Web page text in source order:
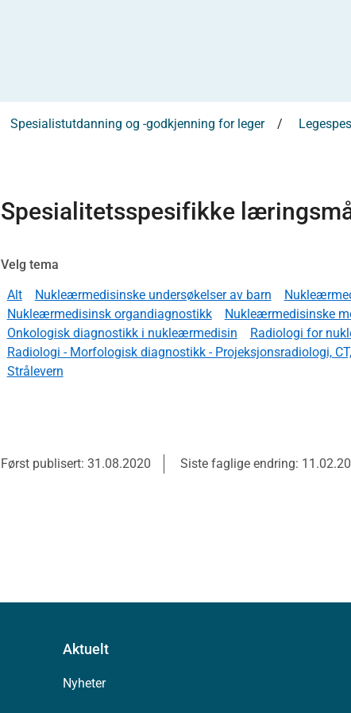
Spesialistutdanning og -godkjenning for leger
Spesialitetsspesifikke
Velg tema
Alt Nukleærmedisinske undersøkelser av barn
Nukleærmedisinsk organdiagnostikk
Nukleærmedisinske
Onkologisk diagnostikk i nukleærmedisin
Radiologi for
Radiologi - Morfologisk diagnostikk - Projeksjonsradiologi,
Strålevern
Først publisert: 31.08.2020 Siste faglige endring:
Aktuelt
Nyheter